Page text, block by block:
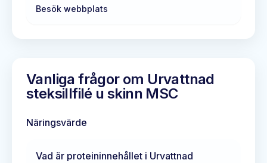
Besök webbplats
Vanliga frågor om Urvattnad
steksillfilé u skinn MSC
Näringsvärde
Vad är proteininnehållet i Urvattnad